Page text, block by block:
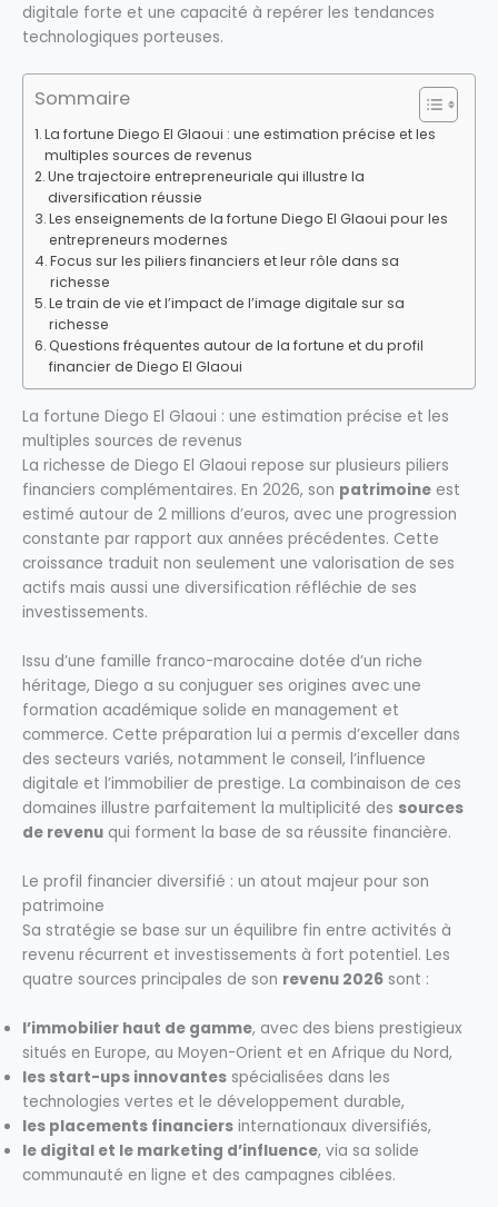
digitale forte et une capacité à repérer les tendances
technologiques porteuses.
Sommaire
La fortune Diego El Glaoui : une estimation précise et les
multiples sources de revenus
Une trajectoire entrepreneuriale qui illustre la
diversification réussie
Les enseignements de la fortune Diego El Glaoui pour les
entrepreneurs modernes
Focus sur les piliers financiers et leur rôle dans sa
richesse
Le train de vie et l’impact de l’image digitale sur sa
richesse
Questions fréquentes autour de la fortune et du profil
financier de Diego El Glaoui
La fortune Diego El Glaoui : une estimation précise et les
multiples sources de revenus
La richesse de Diego El Glaoui repose sur plusieurs piliers
financiers complémentaires. En 2026, son patrimoine est
estimé autour de 2 millions d’euros, avec une progression
constante par rapport aux années précédentes. Cette
croissance traduit non seulement une valorisation de ses
actifs mais aussi une diversification réfléchie de ses
investissements.
Issu d’une famille franco-marocaine dotée d’un riche
héritage, Diego a su conjuguer ses origines avec une
formation académique solide en management et
commerce. Cette préparation lui a permis d’exceller dans
des secteurs variés, notamment le conseil, l’influence
digitale et l’immobilier de prestige. La combinaison de ces
domaines illustre parfaitement la multiplicité des sources
de revenu qui forment la base de sa réussite financière.
Le profil financier diversifié : un atout majeur pour son
patrimoine
Sa stratégie se base sur un équilibre fin entre activités à
revenu récurrent et investissements à fort potentiel. Les
quatre sources principales de son revenu 2026 sont :
l’immobilier haut de gamme, avec des biens prestigieux
situés en Europe, au Moyen-Orient et en Afrique du Nord,
les start-ups innovantes spécialisées dans les
technologies vertes et le développement durable,
les placements financiers internationaux diversifiés,
le digital et le marketing d’influence, via sa solide
communauté en ligne et des campagnes ciblées.